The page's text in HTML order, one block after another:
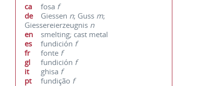
ca fosa f
de
Giessen n; Guss m;
Giessereierzeugnis n
en
smelting; cast metal
es
fundición f
fr
fonte f
gl
fundición f
it
ghisa f
pt
fundição f